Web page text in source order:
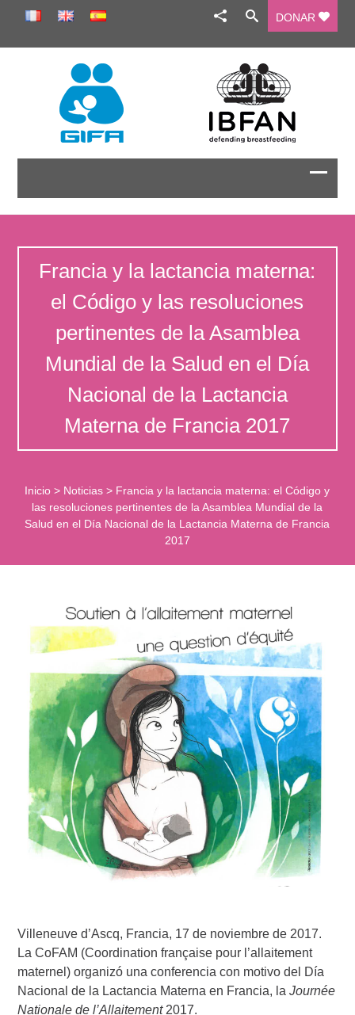
DONAR
Francia y la lactancia materna:
el Código y las resoluciones
pertinentes de la Asamblea
Mundial de la Salud en el Día
Nacional de la Lactancia
Materna de Francia 2017
Inicio > Noticias > Francia y la lactancia materna: el Código y
las resoluciones pertinentes de la Asamblea Mundial de la
Salud en el Día Nacional de la Lactancia Materna de Francia
2017
Villeneuve d’Ascq, Francia, 17 de noviembre de 2017.
La CoFAM (Coordination française pour l’allaitement
maternel) organizó una conferencia con motivo del Día
Nacional de la Lactancia Materna en Francia, laJournée
Nationale de l’Allaitement2017.